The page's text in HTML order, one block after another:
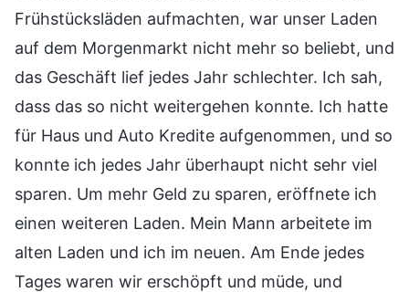
Frühstücksläden aufmachten, war unser Laden
auf dem Morgenmarkt nicht mehr so beliebt, und
das Geschäft lief jedes Jahr schlechter. Ich sah,
dass das so nicht weitergehen konnte. Ich hatte
für Haus und Auto Kredite aufgenommen, und so
konnte ich jedes Jahr überhaupt nicht sehr viel
sparen. Um mehr Geld zu sparen, eröffnete ich
einen weiteren Laden. Mein Mann arbeitete im
alten Laden und ich im neuen. Am Ende jedes
Tages waren wir erschöpft und müde, und